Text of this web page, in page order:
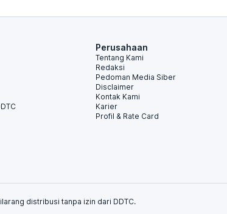
Perusahaan
Tentang Kami
Redaksi
Pedoman Media Siber
Disclaimer
Kontak Kami
Karier
Profil & Rate Card
distribusi tanpa izin dari DDTC.